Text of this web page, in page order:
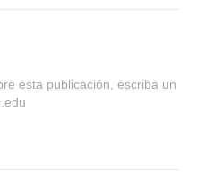
esta publicación, escriba un